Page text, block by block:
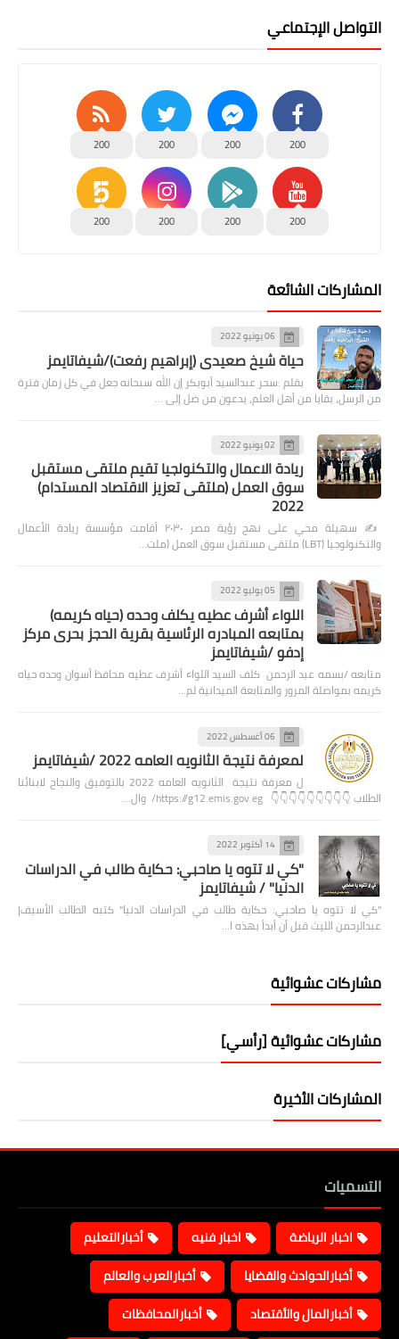
التواصل الإجتماعي
200
200
200
200
200
200
200
200
المشاركات الشائعة
06 يونيو 2022
حياة شيخ صعيدى (إبراهيم رفعت)/شيفاتايمز
بقلم :سحر عبدالسيد أبوبكر إن الله سبحانه جعل في كل زمان فترة
من الرسل، بقايا من أهل العلم، يدعون من ضل إلى …
02 يونيو 2022
ريادة الاعمال والتكنولجيا تقيم ملتقى مستقبل
سوق العمل (ملتقى تعزيز الاقتصاد المستدام)
2022
✍️ سهيلة محي على نهج رؤية مصر ٢٠٣٠ أقامت مؤسسة ريادة الأعمال
والتكنولوجيا (LBT) ملتقى مستقبل سوق العمل (ملت…
05 يوليو 2022
اللواء أشرف عطيه يكلف وحده (حياه كريمه)
بمتابعه المبادره الرئاسية بقرية الحجز بحرى مركز
إدفو /شيفاتايمز
متابعه /بسمه عبد الرحمن كلف السيد اللواء أشرف عطيه محافظ أسوان وحده حياه
كريمه بمواصلة المرور والمتابعة الميدانية لم…
06 أغسطس 2022
لمعرفة نتيجة الثانويه العامه 2022 /شيفاتايمز
ل معرفة نتيجة الثانويه العامه 2022 بالتوفيق والنجاح لابنائنا
الطلاب 👇👇👇👇👇👇👇👇👇 https://g12.emis.gov.eg/ وال…
14 أكتوبر 2022
"كي لا تتوه يا صاحبي: حكاية طالب في الدراسات
الدنيا" / شيفاتايمز
"كي لا تتوه يا صاحبي: حكاية طالب في الدراسات الدنيا" كتبه الطالب الأسيف|
عبدالرحمن الليث قبل أن أبدأ بهذه ا…
مشاركات عشوائية
مشاركات عشوائية [رأسي]
المشاركات الأخيرة
التسميات
اخبار الرياضة اخبار فنيه
أخبارالتعليم
أخبارالحوادث والقضايا
أخبارالعرب والعالم
أخبارالمال والأقتصاد
أخبارالمحافظات